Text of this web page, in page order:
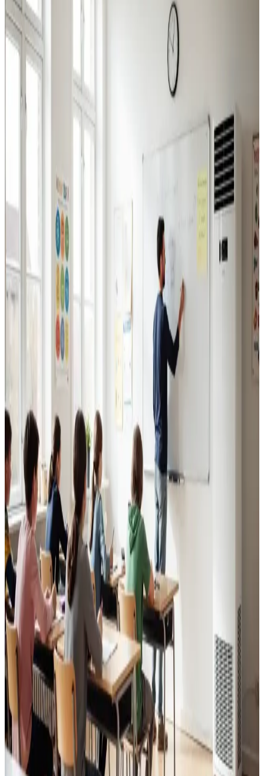
Industriventilation
Ventilation til fabrikker, haller og lagerbygninger i
Vallensbæk. Professionel dimensionering.
Erhvervsventilation
Kontorer, klinikker, butikker og restauranter i
Vallensbæk. Godt indeklima for alle.
Læs mere